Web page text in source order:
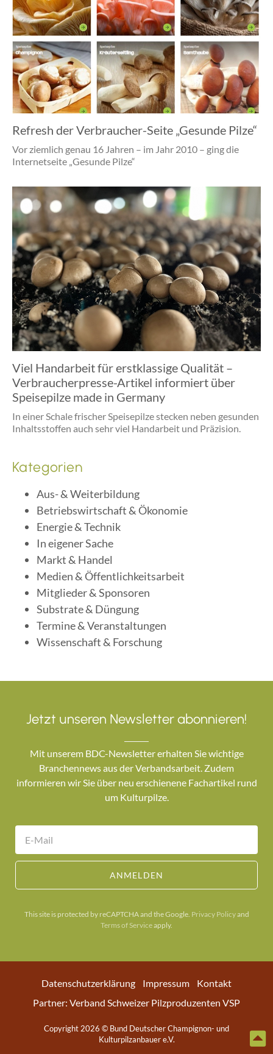
Refresh der Verbraucher-Seite „Gesunde Pilze“
Vor ziemlich genau 16 Jahren – im Jahr 2010 – ging die
Internetseite „Gesunde Pilze“
Viel Handarbeit für erstklassige Qualität –
Verbraucherpresse-Artikel informiert über
Speisepilze made in Germany
In einer Schale frischer Speisepilze stecken neben gesunden
Inhaltsstoffen auch sehr viel Handarbeit und Präzision.
Kategorien
Aus- & Weiterbildung
Betriebswirtschaft & Ökonomie
Energie & Technik
In eigener Sache
Markt & Handel
Medien & Öffentlichkeitsarbeit
Mitglieder & Sponsoren
Substrate & Düngung
Termine & Veranstaltungen
Wissenschaft & Forschung
Jetzt unseren Newsletter abonnieren!
Mit unserem BDC-Newsletter erhalten Sie wichtige
Branchennews aus der Verbandsarbeit. Zudem
informieren wir Sie über neu erschienene Fachartikel rund
um Kulturpilze.
ANMELDEN
This site is protected by reCAPTCHA and the Google. Privacy Policyand
Terms of Serviceapply.
Datenschutzerklärung Impressum
Kontakt
Partner: Verband Schweizer Pilzproduzenten VSP
Copyright 2026 © Bund Deutscher Champignon- und
Kulturpilzanbauer e.V.